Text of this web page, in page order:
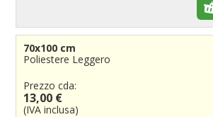
70x100 cm
Poliestere Leggero
Prezzo cda:
13,00 €
(IVA inclusa)